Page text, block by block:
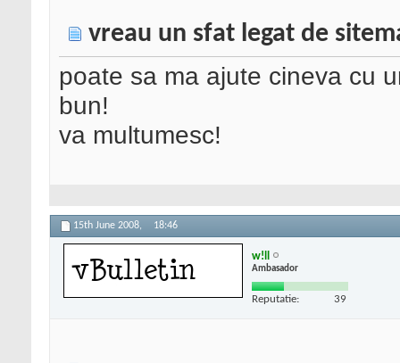
vreau un sfat legat de
poate sa ma ajute cineva cu
bun!
va multumesc!
15th June 2008, 18:46
w!ll
Ambasador
Reputatie: 39